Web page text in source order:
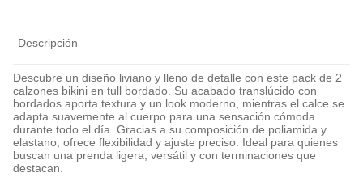
Descripción
Descubre un diseño liviano y lleno de detalle con este pack de 2
calzones bikini en tull bordado. Su acabado translúcido con
bordados aporta textura y un look moderno, mientras el calce se
adapta suavemente al cuerpo para una sensación cómoda
durante todo el día. Gracias a su composición de poliamida y
elastano, ofrece flexibilidad y ajuste preciso. Ideal para quienes
buscan una prenda ligera, versátil y con terminaciones que
destacan.